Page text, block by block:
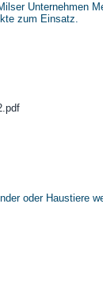
Unternehmen
zum Einsatz.
oder Haustiere